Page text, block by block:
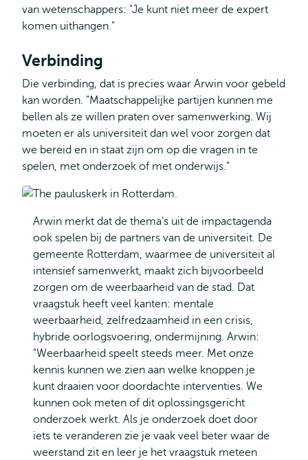
van wetenschappers: "Je kunt niet meer de expert
komen uithangen."
Verbinding
Die verbinding, dat is precies waar Arwin voor gebeld
kan worden. "Maatschappelijke partijen kunnen me
bellen als ze willen praten over samenwerking. Wij
moeten er als universiteit dan wel voor zorgen dat
we bereid en in staat zijn om op die vragen in te
spelen, met onderzoek of met onderwijs."
Arwin merkt dat de thema’s uit de impactagenda
ook spelen bij de partners van de universiteit. De
gemeente Rotterdam, waarmee de universiteit al
intensief samenwerkt, maakt zich bijvoorbeeld
zorgen om de weerbaarheid van de stad. Dat
vraagstuk heeft veel kanten: mentale
weerbaarheid, zelfredzaamheid in een crisis,
hybride oorlogsvoering, ondermijning. Arwin:
"Weerbaarheid speelt steeds meer. Met onze
kennis kunnen we zien aan welke knoppen je
kunt draaien voor doordachte interventies. We
kunnen ook meten of dit oplossingsgericht
onderzoek werkt. Als je onderzoek doet door
iets te veranderen zie je vaak veel beter waar de
weerstand zit en leer je het vraagstuk meteen